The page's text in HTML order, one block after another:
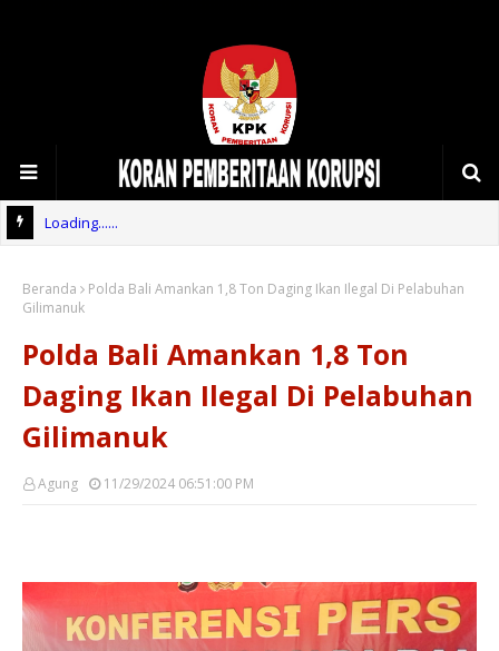
Loading......
Beranda
Polda Bali Amankan 1,8 Ton Daging Ikan Ilegal Di Pelabuhan
Gilimanuk
Polda Bali Amankan 1,8 Ton
Daging Ikan Ilegal Di Pelabuhan
Gilimanuk
Agung 11/29/2024 06:51:00 PM